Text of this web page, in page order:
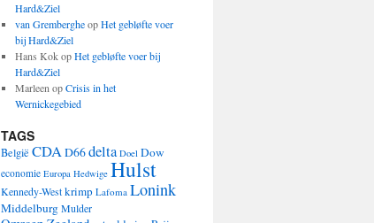
Hard&Ziel
van GrembergheopHet gebløfte voer
bij Hard&Ziel
Hans KokopHet gebløfte voer bij
Hard&Ziel
Marleen opCrisis in het
Wernickegebied
TAGS
België CDAD66delta Doel Dow
economie Europa Hedwige Hulst
Kennedy-Westkrimp Lafoma Lonink
MiddelburgMulder